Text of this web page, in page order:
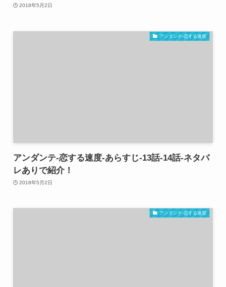
2018年5月2日
アンダンテ-恋する速度
アンダンテ-恋する速度-あらすじ-13話-14話-ネタバ
レありで紹介！
2018年5月2日
アンダンテ-恋する速度